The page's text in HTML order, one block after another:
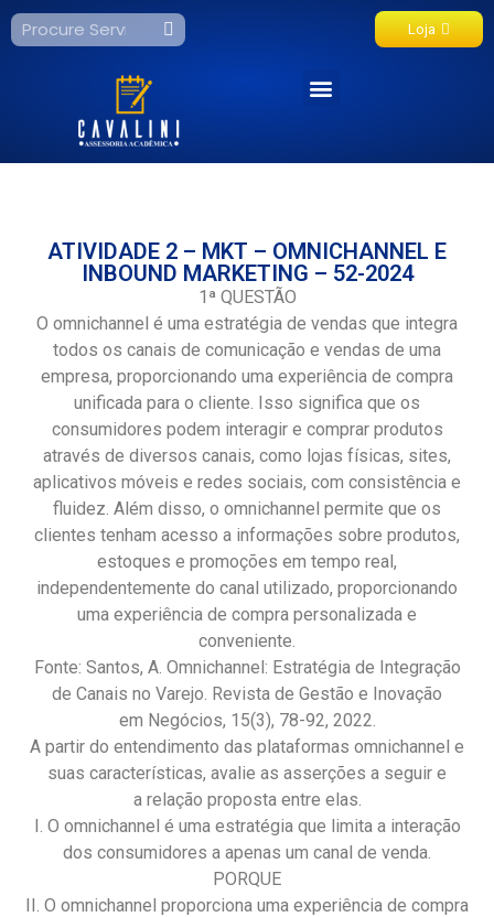
Loja
ATIVIDADE 2 – MKT – OMNICHANNEL E
INBOUND MARKETING – 52-2024
1ª QUESTÃO
O omnichannel é uma estratégia de vendas que integra
todos os canais de comunicação e vendas de uma
empresa, proporcionando uma experiência de compra
unificada para o cliente. Isso significa que os
consumidores podem interagir e comprar produtos
através de diversos canais, como lojas físicas, sites,
aplicativos móveis e redes sociais, com consistência e
fluidez. Além disso, o omnichannel permite que os
clientes tenham acesso a informações sobre produtos,
estoques e promoções em tempo real,
independentemente do canal utilizado, proporcionando
uma experiência de compra personalizada e
conveniente.
Fonte: Santos, A. Omnichannel: Estratégia de Integração
de Canais no Varejo. Revista de Gestão e Inovação
em Negócios, 15(3), 78-92, 2022.
A partir do entendimento das plataformas omnichannel e
suas características, avalie as asserções a seguir e
a relação proposta entre elas.
I. O omnichannel é uma estratégia que limita a interação
dos consumidores a apenas um canal de venda.
PORQUE
II. O omnichannel proporciona uma experiência de compra